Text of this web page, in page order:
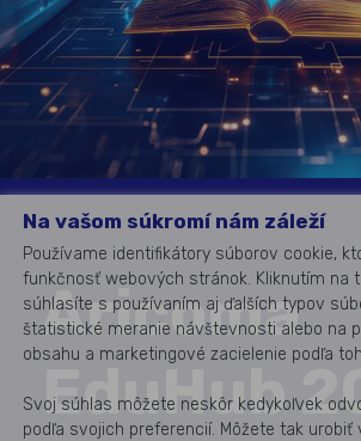
Aricoma
EduHub
Na vašom súkromí nám záleží
Používame identifikátory súborov cookie,
funkčnosť webových stránok. Kliknutím na
súhlasíte s používaním aj ďalších typov
štatistické meranie návštevnosti alebo na
obsahu a marketingové zacielenie podľa
Svoj súhlas môžete neskôr kedykoľvek
podľa svojich preferencií. Môžete tak